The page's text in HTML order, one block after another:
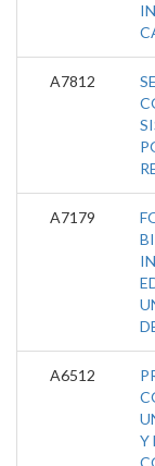
A7812
A7179
A6512
Y